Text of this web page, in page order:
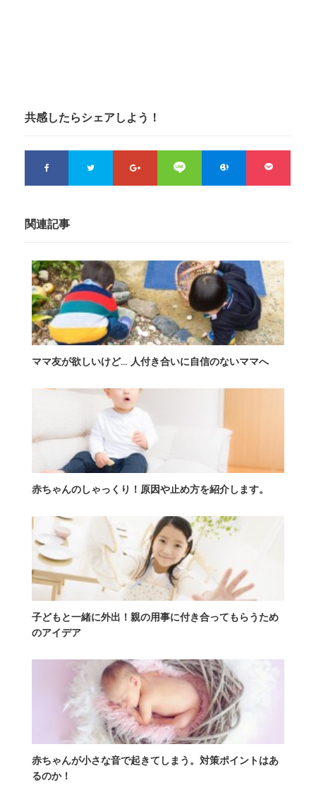
共感したらシェアしよう！
関連記事
ママ友が欲しいけど… 人付き合いに自信のないママへ
赤ちゃんのしゃっくり！原因や止め方を紹介します。
子どもと一緒に外出！親の用事に付き合ってもらうため
のアイデア
赤ちゃんが小さな音で起きてしまう。対策ポイントはあ
るのか！